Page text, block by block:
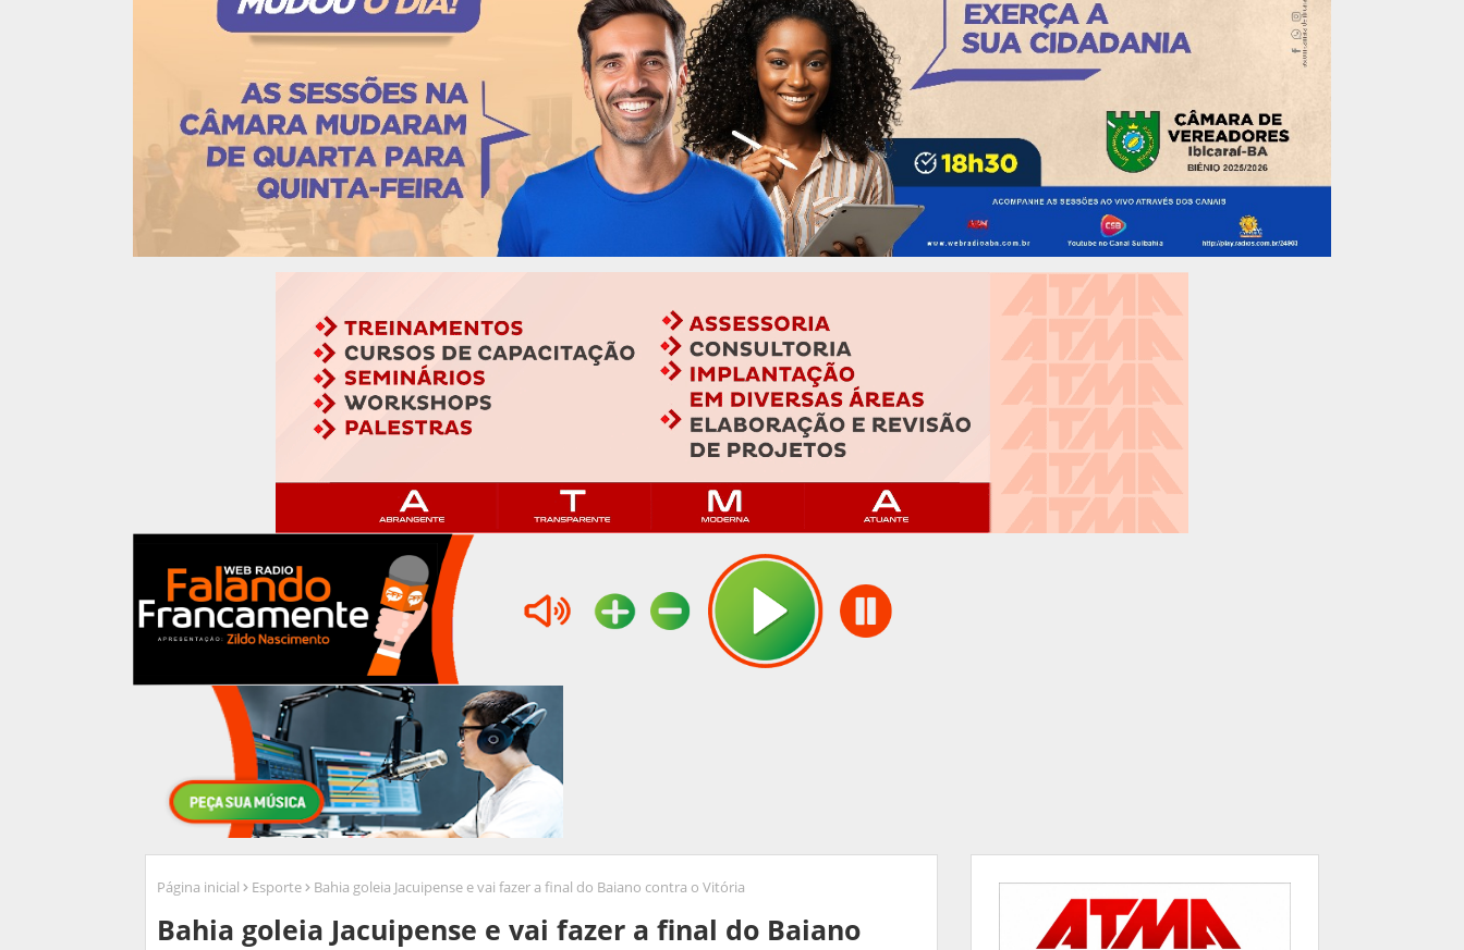
Página inicial Esporte Bahia goleia Jacuipense e vai fazer a final do Baiano contra o Vitória
Bahia goleia Jacuipense e vai fazer a final do Baiano